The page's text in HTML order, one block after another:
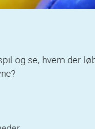
og se, hvem der